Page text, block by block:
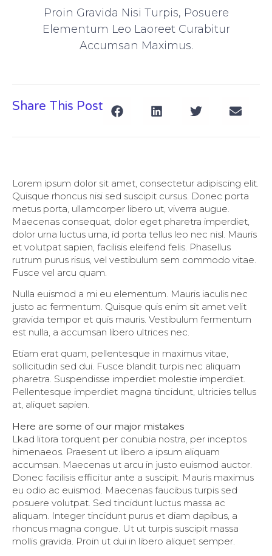
Proin Gravida Nisi Turpis, Posuere
Elementum Leo Laoreet Curabitur
Accumsan Maximus.
Share This Post
Lorem ipsum dolor sit amet, consectetur adipiscing elit.
Quisque rhoncus nisi sed suscipit cursus. Donec porta
metus porta, ullamcorper libero ut, viverra augue.
Maecenas consequat, dolor eget pharetra imperdiet,
dolor urna luctus urna, id porta tellus leo nec nisl. Mauris
et volutpat sapien, facilisis eleifend felis. Phasellus
rutrum purus risus, vel vestibulum sem commodo vitae.
Fusce vel arcu quam.
Nulla euismod a mi eu elementum. Mauris iaculis nec
justo ac fermentum. Quisque quis enim sit amet velit
gravida tempor et quis mauris. Vestibulum fermentum
est nulla, a accumsan libero ultrices nec.
Etiam erat quam, pellentesque in maximus vitae,
sollicitudin sed dui. Fusce blandit turpis nec aliquam
pharetra. Suspendisse imperdiet molestie imperdiet.
Pellentesque imperdiet magna tincidunt, ultricies tellus
at, aliquet sapien.
Here are some of our major mistakes
Lkad litora torquent per conubia nostra, per inceptos
himenaeos. Praesent ut libero a ipsum aliquam
accumsan. Maecenas ut arcu in justo euismod auctor.
Donec facilisis efficitur ante a suscipit. Mauris maximus
eu odio ac euismod. Maecenas faucibus turpis sed
posuere volutpat. Sed tincidunt luctus massa ac
aliquam. Integer tincidunt purus et diam dapibus, a
rhoncus magna congue. Ut ut turpis suscipit massa
mollis gravida. Proin ut dui in libero aliquet semper.